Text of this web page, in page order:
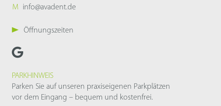
M
info@avadent.de
Öffnungszeiten
PARKHINWEIS
Parken Sie auf unseren praxiseigenen Parkplätzen
vor dem Eingang – bequem und kostenfrei.